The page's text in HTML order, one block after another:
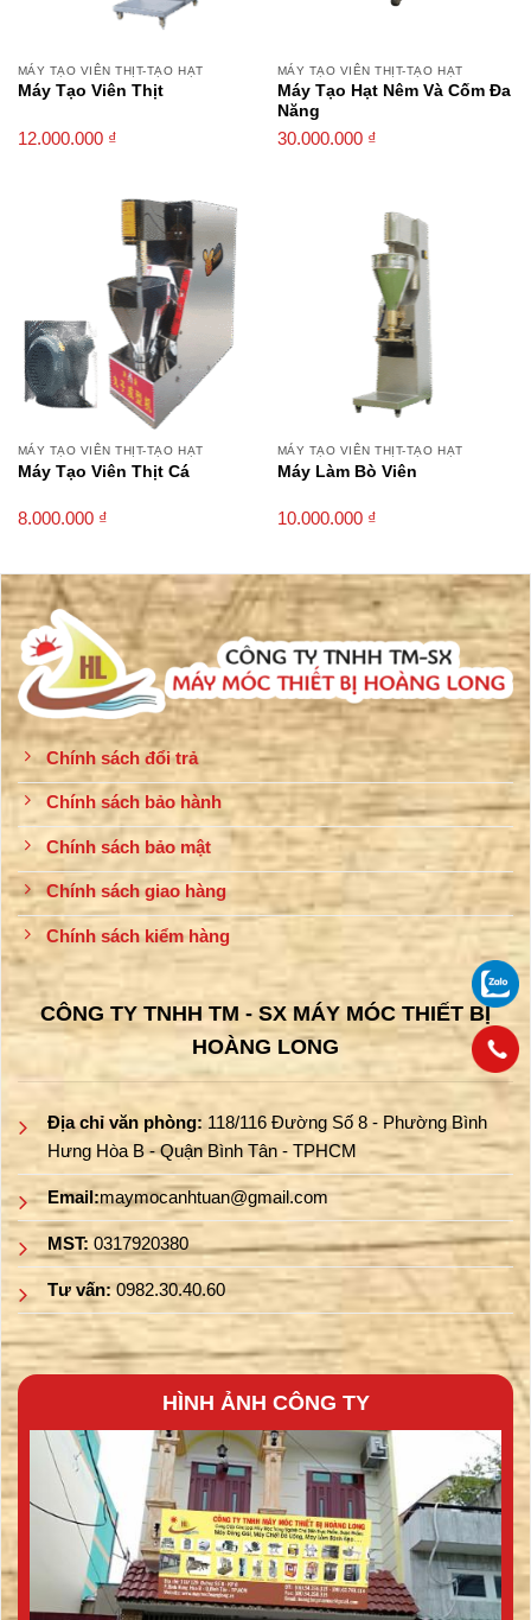
MÁY TẠO VIÊN THỊT-TẠO HẠT
Máy Tạo Viên Thịt
12.000.000 ₫
MÁY TẠO VIÊN THỊT-TẠO HẠT
Máy Tạo Hạt Nêm Và Cốm Đa
Năng
30.000.000 ₫
MÁY TẠO VIÊN THỊT-TẠO HẠT
Máy Tạo Viên Thịt Cá
8.000.000 ₫
MÁY TẠO VIÊN THỊT-TẠO HẠT
Máy Làm Bò Viên
10.000.000 ₫
Chính sách đổi trả
Chính sách bảo hành
Chính sách bảo mật
Chính sách giao hàng
Chính sách kiểm hàng
CÔNG TY TNHH TM - SX MÁY MÓC THIẾT BỊ
HOÀNG LONG
Địa chỉ văn phòng: 118/116 Đường Số 8 - Phường Bình
Hưng Hòa B - Quận Bình Tân - TPHCM
Email:maymocanhtuan@gmail.com
MST:0317920380
Tư vấn:0982.30.40.60
HÌNH ẢNH CÔNG TY